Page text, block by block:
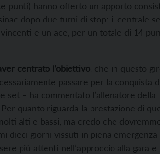
punti) hanno offerto un apporto
dopo due turni di stop: il centrale
e un ace, per un totale di 14
centrato l’obiettivo, che in questo
passare per la
set – ha commentato l’allenatore della
quanto riguarda la prestazione di
alti e bassi, ma credo che
dieci giorni vissuti in piena
più attenti nell’approccio alla gara